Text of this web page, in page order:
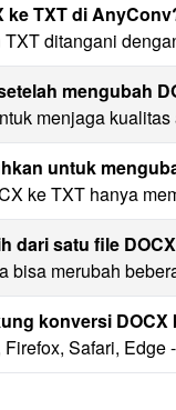
ke TXT di
ditangani
mengubah
menjaga
untuk
ke TXT hanya
dari satu file
bisa merubah
konversi DOCX
Safari,